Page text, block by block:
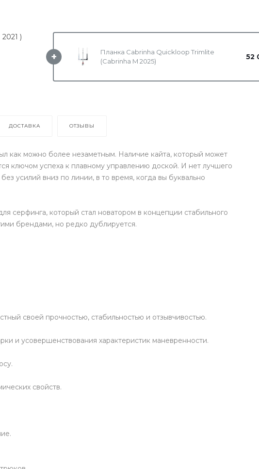
)
Планка Cabrinha Quickloop Trimlite
(Cabrinha M 2025)
52
+
ДОСТАВКА ОТЗЫВЫ
как можно более незаметным. Наличие кайта, который может
ключом успеха к плавному управлению доской. И нет лучшего
усилий вниз по линии, в то время, когда вы буквально
серфинга, который стал новатором в концепции стабильного
брендами, но редко дублируется.
своей прочностью, стабильностью и отзывчивостью.
и усовершенствования характеристик маневренности.
свойств.